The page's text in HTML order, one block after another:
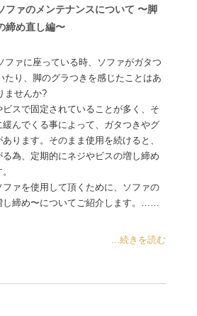
ファのメンテナンスについて 〜脚
締め直し編〜
ファに座っている時、ソファがガタつ
たり、脚のグラつきを感じたことはあ
ませんか?
スで固定されていることが多く、そ
んでくる事によって、ガタつきやグ
ります。そのまま使用を続けると、
為、定期的にネジやビスの増し締め
ァを使用して頂くために、ソファの
し締め〜についてご紹介します。……
...続きを読む